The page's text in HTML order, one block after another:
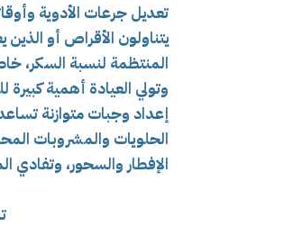
تعديل جرعات الأدوية
يتناولون الأقراص أو
المنتظمة لنسبة السكر،
وتولي العيادة أهمية
إعداد وجبات متوازنة
الحلويات والمشروبات
الإفطار والسحور، وتفادي